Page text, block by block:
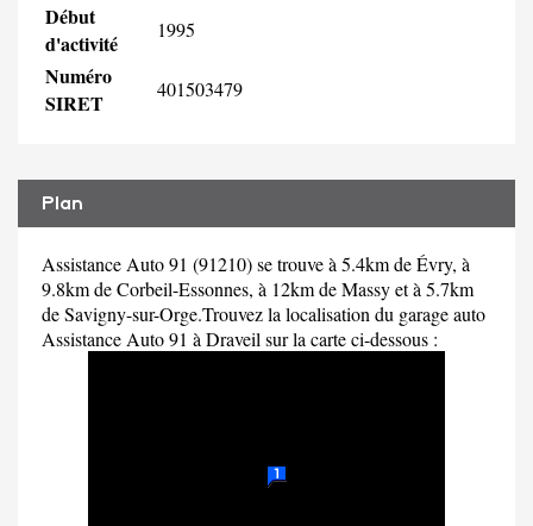
Début
d'activité
1995
Numéro
SIRET
401503479
Plan
Assistance Auto 91 (91210) se trouve à 5.4km de Évry, à
9.8km de Corbeil-Essonnes, à 12km de Massy et à 5.7km
de Savigny-sur-Orge.Trouvez la localisation du garage auto
Assistance Auto 91 à Draveil sur la carte ci-dessous :